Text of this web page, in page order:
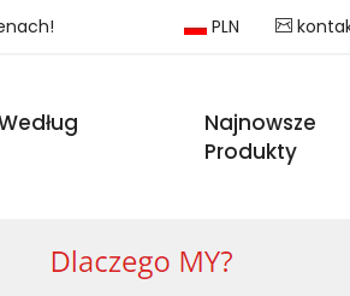
PLN
Najnowsze
Produkty